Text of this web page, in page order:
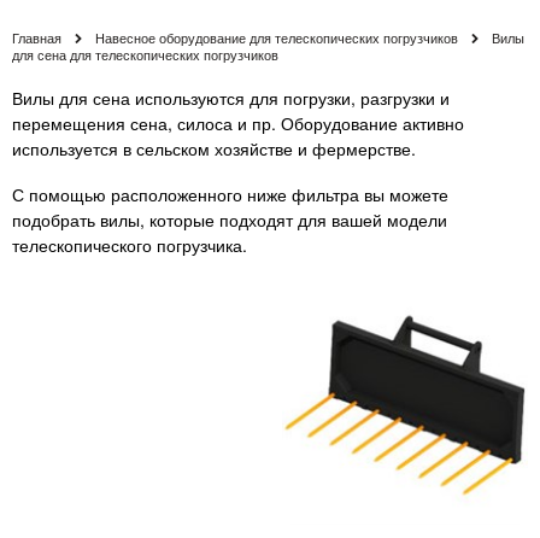
Главная Навесное оборудование для телескопических погрузчиков
Вилы
для сена для телескопических погрузчиков
Вилы для сена используются для погрузки, разгрузки и
перемещения сена, силоса и пр. Оборудование активно
используется в сельском хозяйстве и фермерстве.
С помощью расположенного ниже фильтра вы можете
подобрать вилы, которые подходят для вашей модели
телескопического погрузчика.